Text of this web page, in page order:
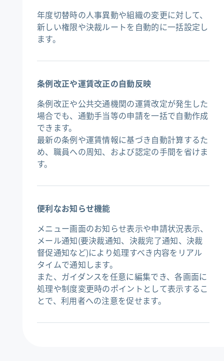
年度切替時の人事異動や組織の変更に対して、
新しい権限や決裁ルートを自動的に一括設定し
ます。
条例改正や運賃改正の自動反映
条例改正や公共交通機関の運賃改定が発生した
場合でも、通勤手当等の申請を一括で自動作成
できます。
最新の条例や運賃情報に基づき自動計算するた
め、職員への周知、および認定の手間を省けま
す。
便利なお知らせ機能
メニュー画面のお知らせ表示や申請状況表示、
メール通知(要決裁通知、決裁完了通知、決裁
督促通知など)により処理すべき内容をリアル
タイムで通知します。
また、ガイダンスを任意に編集でき、各画面に
処理や制度変更時のポイントとして表示するこ
とで、利用者への注意を促せます。